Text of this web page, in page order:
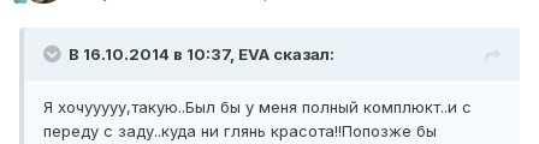
В 16.10.2014 в 10:37, EVA сказал:
Я хочууууу,такую..Был бы у меня полный комплюкт..и с
переду с заду..куда ни глянь красота!!Попозже бы